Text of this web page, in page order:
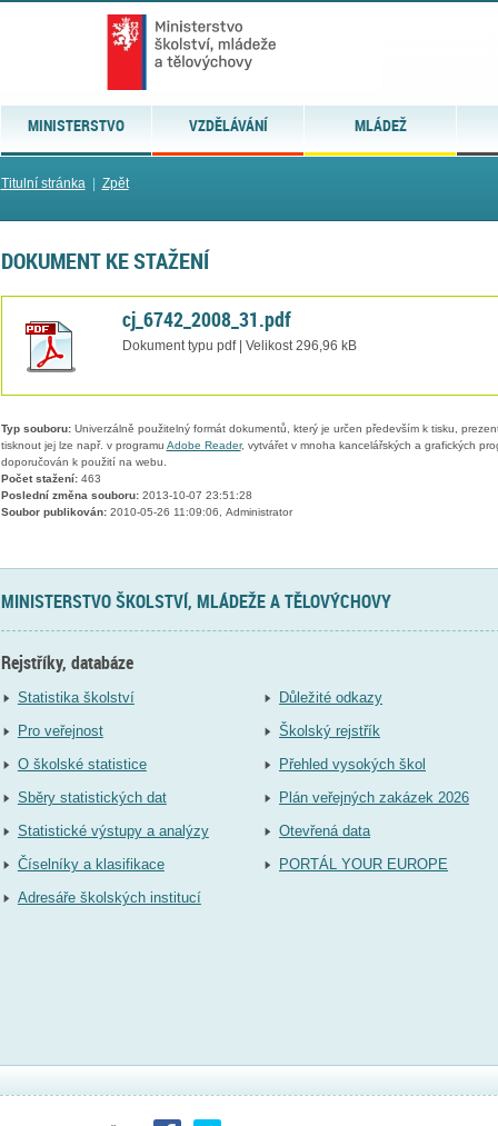
MINISTERSTVO VZDĚLÁVÁNÍ MLÁDEŽ
Titulní stránka| Zpět
DOKUMENT KE STAŽENÍ
cj_6742_2008_31.pdf
Dokument typu pdf | Velikost 296,96 kB
Typ souboru:Univerzálně použitelný formát dokumentů, který je určen především k tisku,
tisknout jej lze např. v programu Adobe Reader, vytvářet v mnoha kancelářských a grafických
doporučován k použití na webu.
Počet stažení:463
Poslední změna souboru:2013-10-07 23:51:28
Soubor publikován:2010-05-26 11:09:06, Administrator
MINISTERSTVO ŠKOLSTVÍ, MLÁDEŽE A TĚLOVÝCHOVY
Rejstříky, databáze
Statistika školství
Pro veřejnost
O školské statistice
Sběry statistických dat
Statistické výstupy a analýzy
Číselníky a klasifikace
Adresáře školských institucí
Důležité odkazy
Školský rejstřík
Přehled vysokých škol
Plán veřejných zakázek 2026
Otevřená data
PORTÁL YOUR EUROPE